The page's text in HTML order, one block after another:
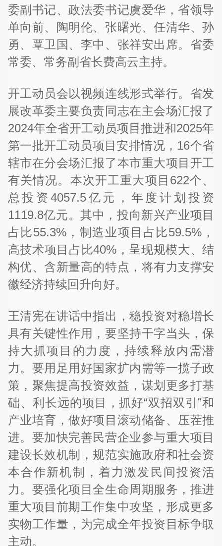
委副书记、政法委书记虞爱华，省领导
单向前、陶明伦、张曙光、任清华、孙
勇、覃卫国、李中、张祥安出席。省委
常委、常务副省长费高云主持。
开工动员会以视频连线形式举行。省发
展改革委主要负责同志在主会场汇报了
2024年全省开工动员项目推进和2025年
第一批开工动员项目安排情况，16个省
辖市在分会场汇报了本市重大项目开工
有关情况。本次开工重大项目622个、
总投资4057.5亿元，年度计划投资
1119.8亿元。其中，投向新兴产业项目
占比55.3%，制造业项目占比59.5%，
高技术项目占比40%，呈现规模大、结
构优、含新量高的特点，将有力支撑安
徽经济持续回升向好。
王清宪在讲话中指出，稳投资对稳增长
具有关键性作用，要坚持干字当头，保
持大抓项目的力度，持续释放内需潜
力。要用足用好国家扩内需等一揽子政
策，聚焦提高投资效益，谋划更多打基
础、利长远的项目，抓好“双招双引”和
产业培育，做好项目滚动储备、压茬推
进。要加快完善民营企业参与重大项目
建设长效机制，规范实施政府和社会资
本合作新机制，着力激发民间投资活
力。要强化项目全生命周期服务，推进
重大项目前期工作集中攻坚，形成更多
实物工作量，为完成全年投资目标争取
主动。